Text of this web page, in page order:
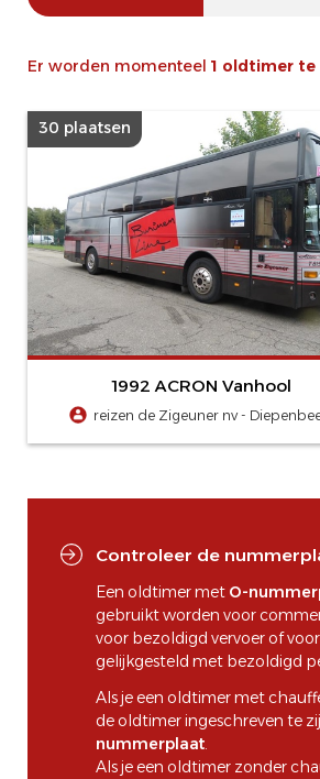
Er worden momenteel 1 oldtimer te
30 plaatsen
1992 ACRON Vanhool
reizen de Zigeuner nv -
Controleer de
Een oldtimer met O-
gebruikt worden voor
voor bezoldigd vervoer of
gelijkgesteld met bezoldigd
Als je een oldtimer met
de oldtimer ingeschreven te
nummerplaat.
Als je een oldtimer zonder